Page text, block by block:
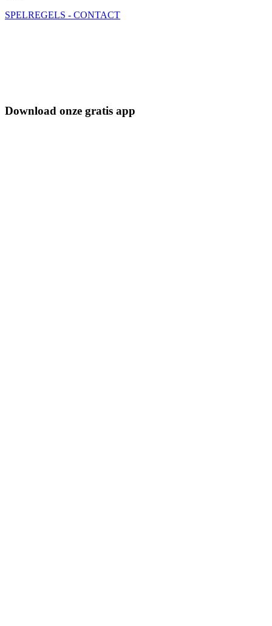
SPELREGELS - CONTACT
Download onze gratis app